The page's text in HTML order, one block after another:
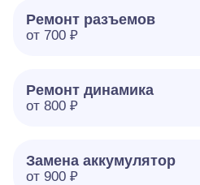
Ремонт разъемов
от 700 ₽
Ремонт динамика
от 800 ₽
Замена аккумулятор
от 900 ₽